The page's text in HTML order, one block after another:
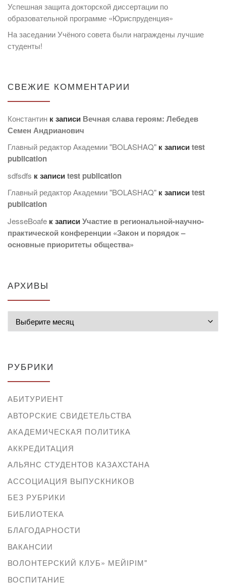
Успешная защита докторской диссертации по
образовательной программе «Юриспруденция»
На заседании Учёного совета были награждены лучшие
студенты!
СВЕЖИЕ КОММЕНТАРИИ
Константин к записи Вечная слава героям: Лебедев
Семен Андрианович
Главный редактор Академии "BOLASHAQ" к записиtest
publication
sdfsdfs к записиtest publication
Главный редактор Академии "BOLASHAQ" к записиtest
publication
JesseBoafe к записиУчастие в региональной-научно-
практической конференции «Закон и порядок –
основные приоритеты общества»
АРХИВЫ
РУБРИКИ
АБИТУРИЕНТ
АВТОРСКИЕ СВИДЕТЕЛЬСТВА
АКАДЕМИЧЕСКАЯ ПОЛИТИКА
АККРЕДИТАЦИЯ
АЛЬЯНС СТУДЕНТОВ КАЗАХСТАНА
АССОЦИАЦИЯ ВЫПУСКНИКОВ
БЕЗ РУБРИКИ
БИБЛИОТЕКА
БЛАГОДАРНОСТИ
ВАКАНСИИ
ВОЛОНТЕРСКИЙ КЛУБ» МЕЙІРІМ"
ВОСПИТАНИЕ